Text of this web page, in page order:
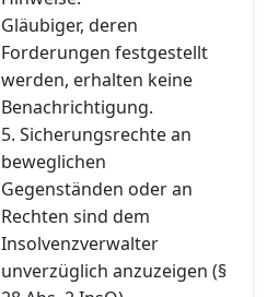
Gläubiger, deren
Forderungen festgestellt
werden, erhalten keine
Benachrichtigung.
5. Sicherungsrechte an
beweglichen
Gegenständen oder an
Rechten sind dem
Insolvenzverwalter
unverzüglich anzuzeigen (§